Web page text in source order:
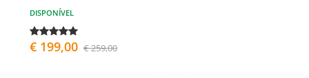
DISPONÍVEL
€ 199,00 € 259,00